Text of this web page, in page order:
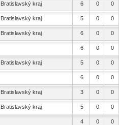
Bratislavský kraj 6 0 0
Bratislavský kraj 5 0 0
Bratislavský kraj 6 0 0
6 0 0
Bratislavský kraj 5 0 0
6 0 0
Bratislavský kraj 3 0 0
Bratislavský kraj 5 0 0
4 0 0